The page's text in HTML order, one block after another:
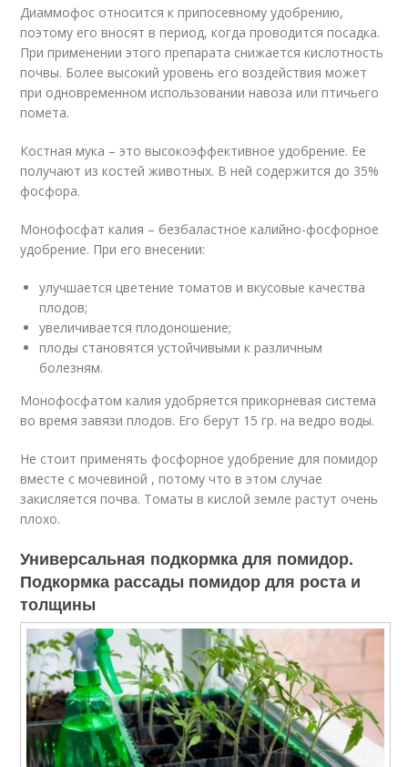
Диаммофос относится к припосевному удобрению,
поэтому его вносят в период, когда проводится посадка.
При применении этого препарата снижается кислотность
почвы. Более высокий уровень его воздействия может
при одновременном использовании навоза или птичьего
помета.
Костная мука – это высокоэффективное удобрение. Ее
получают из костей животных. В ней содержится до 35%
фосфора.
Монофосфат калия – безбаластное калийно-фосфорное
удобрение. При его внесении:
улучшается цветение томатов и вкусовые качества
плодов;
увеличивается плодоношение;
плоды становятся устойчивыми к различным
болезням.
Монофосфатом калия удобряется прикорневая система
во время завязи плодов. Его берут 15 гр. на ведро воды.
Не стоит применять фосфорное удобрение для помидор
вместе с мочевиной , потому что в этом случае
закисляется почва. Томаты в кислой земле растут очень
плохо.
Универсальная подкормка для помидор.
Подкормка рассады помидор для роста и
толщины